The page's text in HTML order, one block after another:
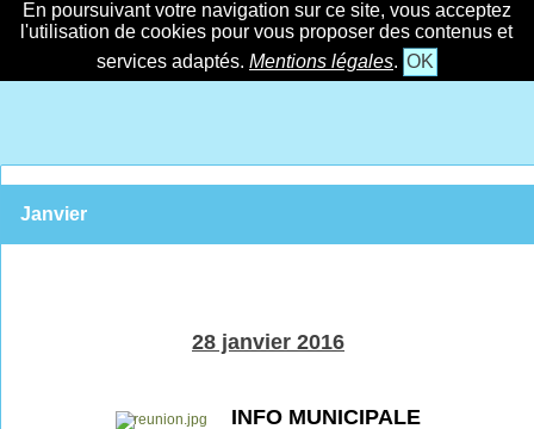
En poursuivant votre navigation sur ce site, vous acceptez
l'utilisation de cookies pour vous proposer des contenus et
services adaptés. Mentions légales. OK
Janvier
28 janvier 2016
INFO MUNICIPALE